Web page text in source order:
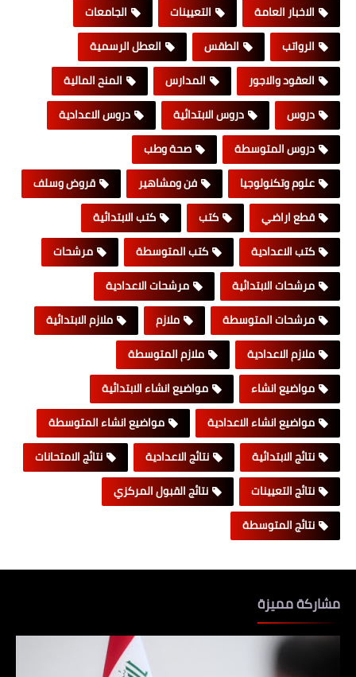
الاخبار العامة
التعيينات
الجامعات
الرواتب
الطقس
العطل الرسمية
العقود والاجور
المدارس
المنح المالية
دروس
دروس الابتدائية
دروس الاعدادية
دروس المتوسطة
صحة وطب
علوم وتكنولوجيا
فن ومشاهير
قروض وسلف
قطع اراضي
كتب
كتب الابتدائية
كتب الاعدادية
كتب المتوسطة
مرشحات
مرشحات الابتدائية
مرشحات الاعدادية
مرشحات المتوسطة
ملازم
ملازم الابتدائية
ملازم الاعدادية
ملازم المتوسطة
مواضيع انشاء
مواضيع انشاء الابتدائية
مواضيع انشاء الاعدادية
مواضيع انشاء المتوسطة
نتائج الابتدائية
نتائج الاعدادية
نتائج الامتحانات
نتائج التعيينات
نتائج القبول المركزي
نتائج المتوسطة
مشاركة مميزة